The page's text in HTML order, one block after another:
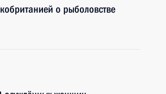
о рыболовстве